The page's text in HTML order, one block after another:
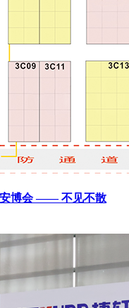
博会 —— 不见不散